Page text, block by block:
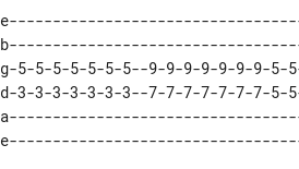
g-5-5-5-5-5-5-5--9-9-9-9-9-9-9-
d-3-3-3-3-3-3-3--7-7-7-7-7-7-7-